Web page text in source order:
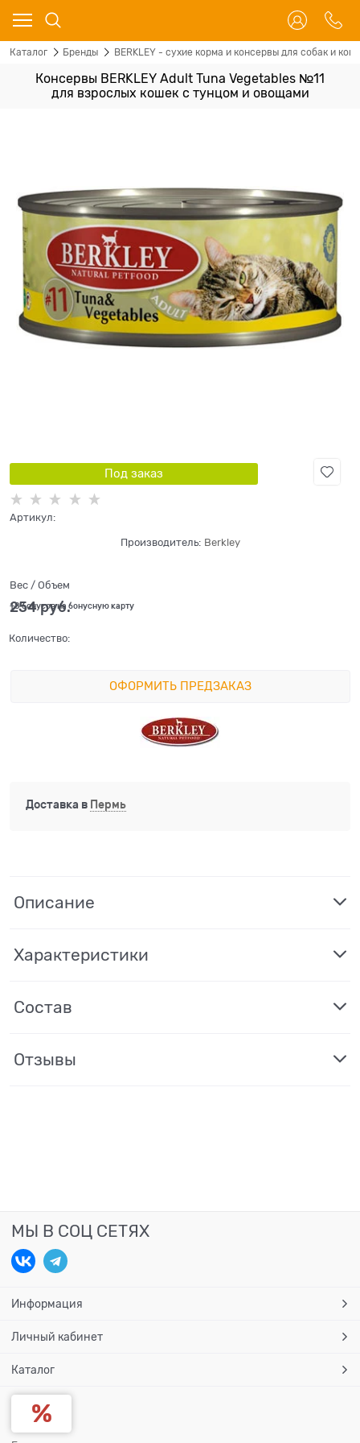
Каталог Бренды BERKLEY - сухие корма и консервы для собак и
Консервы BERKLEY Adult Tuna Vegetables №11
для взрослых кошек с тунцом и овощами
Под заказ
Артикул:
Производитель: Berkley
Вес / Объем
254 руб.
+8 бонусов на бонусную карту
Количество:
ОФОРМИТЬ ПРЕДЗАКАЗ
Доставка в Пермь
Описание
Характеристики
Состав
Отзывы
МЫ В СОЦ СЕТЯХ
Информация
Личный кабинет
Каталог